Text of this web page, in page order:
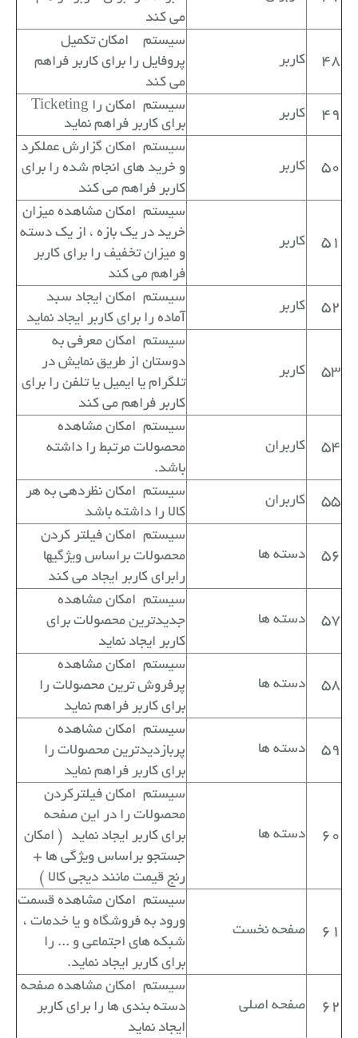
می کند
48 کاربر
سیستم
امکان تکمیل
پروفایل را برای کاربر فراهم
می کند
49 کاربر
سیستم امکان
Ticketing را
برای کاربر فراهم نماید
50 کاربر
سیستم امکان گزارش عملکرد
و خرید های انجام شده را برای
کاربر فراهم می کند
51 کاربر
سیستم امکان مشاهده میزان
خرید در یک بازه ، از یک دسته
و میزان تخفیف را برای کاربر
فراهم می کند
52 کاربر
سیستم امکان ایجاد سبد
آماده را برای کاربر ایجاد نماید
53 کاربر
سیستم امکان معرفی به
دوستان از طریق نمایش در
تلگرام یا ایمیل یا تلفن را برای
کاربر فراهم می کند
54 کاربران
سیستم امکان مشاهده
محصولات مرتبط را داشته
باشد.
55 کاربران
سیستم امکان نظردهی به هر
کالا را داشته باشد
56 دسته ها
سیستم امکان فیلتر کردن
محصولات براساس ویژگیها
رابرای کاربر ایجاد می کند
57 دسته ها
سیستم امکان مشاهده
جدیدترین محصولات برای
کاربر ایجاد نماید
58 دسته ها
سیستم امکان مشاهده
پرفروش ترین محصولات را
برای کاربر فراهم نماید
59 دسته ها
سیستم امکان مشاهده
پربازدیدترین محصولات را
برای کاربر فراهم نماید
60 دسته ها
سیستم امکان فیلترکردن
محصولات را در این صفحه
برای کاربر ایجاد نماید
( امکان
جستجو براساس ویژگی ها +
رنج قیمت مانند دیجی کالا )
61 صفحه نخست
سیستم امکان مشاهده قسمت
ورود به فروشگاه و یا خدمات ،
شبکه های اجتماعی و ... را
برای کاربر ایجاد نماید.
62 صفحه اصلی
سیستم امکان مشاهده صفحه
دسته بندی ها را برای کاربر
ایجاد نماید